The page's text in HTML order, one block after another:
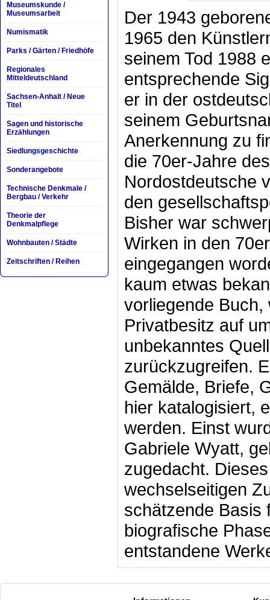
Museumskunde /
Museumsarbeit
Numismatik
Parks / Gärten / Friedhöfe
Regionales
Mitteldeutschland
Sachsen-Anhalt / Neue
Titel
Sagen und historische
Erzählungen
Siedlungsgeschichte
Sonderangebote
Technische Denkmale /
Bergbau / Verkehr
Theorie der
Denkmalpflege
Wohnbauten / Städte
Zeitschriften / Reihen
Der 1943
1965 den
seinem Tod 1988
entsprechende
er in der
seinem
Anerkennung zu
die 70er-Jahre
Nordostdeutsche
den
Bisher war
Wirken in den
eingegangen
kaum etwas
vorliegende
Privatbesitz auf
unbekanntes
zurückzugreifen.
Gemälde, Briefe,
hier katalogisiert,
werden. Einst
Gabriele Wyatt,
zugedacht.
wechselseitigen
schätzende Basis
biografische
entstandene